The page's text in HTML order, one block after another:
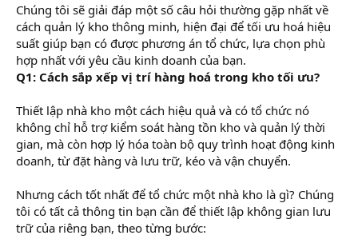
Chúng tôi sẽ giải đáp một số câu hỏi thường gặp nhất về
cách quản lý kho thông minh, hiện đại để tối ưu hoá hiệu
suất giúp bạn có được phương án tổ chức, lựa chọn phù
hợp nhất với yêu cầu kinh doanh của bạn.
Q1: Cách sắp xếp vị trí hàng hoá trong kho tối ưu?
Thiết lập nhà kho một cách hiệu quả và có tổ chức nó
không chỉ hỗ trợ kiểm soát hàng tồn kho và quản lý thời
gian, mà còn hợp lý hóa toàn bộ quy trình hoạt động kinh
doanh, từ đặt hàng và lưu trữ, kéo và vận chuyển.
Nhưng cách tốt nhất để tổ chức một nhà kho là gì? Chúng
tôi có tất cả thông tin bạn cần để thiết lập không gian lưu
trữ của riêng bạn, theo từng bước: